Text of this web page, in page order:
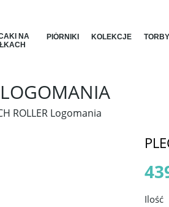
NA
PIÓRNIKI KOLEKCJE TORBY
ROLLER Logomania
Ilość